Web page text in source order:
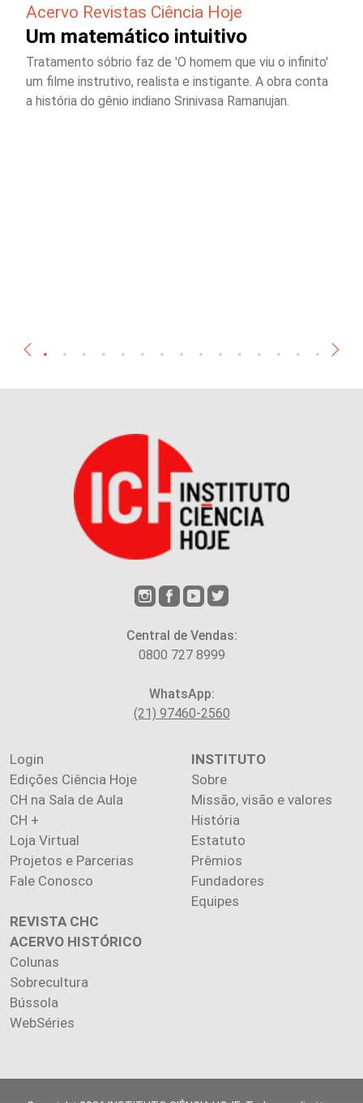
Acervo Revistas Ciência Hoje
Um matemático intuitivo
Tratamento sóbrio faz de 'O homem que viu o infinito'
um filme instrutivo, realista e instigante. A obra conta
a história do gênio indiano Srinivasa Ramanujan.
Central de Vendas:
0800 727 8999
WhatsApp:
(21) 97460-2560
Login
Edições Ciência Hoje
CH na Sala de Aula
CH +
Loja Virtual
Projetos e Parcerias
Fale Conosco
INSTITUTO
Sobre
Missão, visão e valores
História
Estatuto
Prêmios
Fundadores
Equipes
REVISTA CHC
ACERVO HISTÓRICO
Colunas
Sobrecultura
Bússola
WebSéries